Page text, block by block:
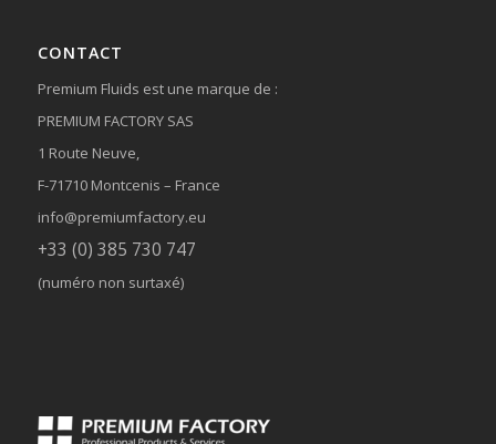
CONTACT
Premium Fluids est une marque de :
PREMIUM FACTORY SAS
1 Route Neuve,
F-71710 Montcenis – France
info@premiumfactory.eu
+33 (0) 385 730 747
(numéro non surtaxé)